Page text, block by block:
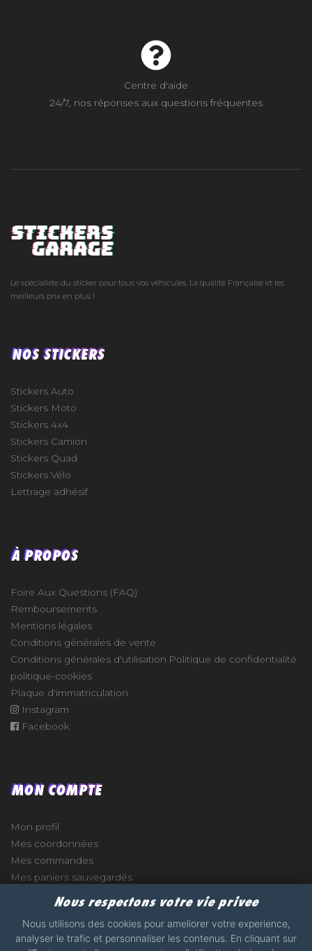
Centre d'aide
24/7, nos réponses aux questions fréquentes
Le spécialiste du sticker pour tous vos véhicules. La qualité Française et les
meilleurs prix en plus !
NOS STICKERS
Stickers Auto
Stickers Moto
Stickers 4x4
Stickers Camion
Stickers Quad
Stickers Vélo
Lettrage adhésif
À PROPOS
Foire Aux Questions (FAQ)
Remboursements
Mentions légales
Conditions générales de vente
Conditions générales d'utilisation Politique de confidentialité
politique-cookies
Plaque d'immatriculation
Instagram
Facebook
MON COMPTE
Mon profil
Mes coordonnées
Mes commandes
Mes paniers sauvegardés
Nous respectons votre vie privee
Nous utilisons des cookies pour ameliorer votre experience,
analyser le trafic et personnaliser les contenus. En cliquant sur